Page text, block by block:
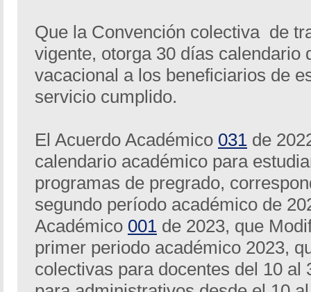
Que la Convención colectiva de
vigente, otorga 30 días calendario
vacacional a los beneficiarios de
servicio cumplido.
El Acuerdo Académico 031 de
calendario académico para
programas de pregrado,
segundo período académico de
Académico 001 de 2023, que
primer periodo académico 2023,
colectivas para docentes del 10 al